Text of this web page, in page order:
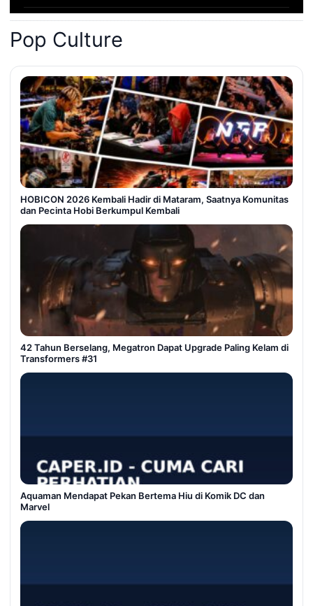
Pop Culture
HOBICON 2026 Kembali Hadir di Mataram, Saatnya Komunitas
dan Pecinta Hobi Berkumpul Kembali
42 Tahun Berselang, Megatron Dapat Upgrade Paling Kelam di
Transformers #31
Aquaman Mendapat Pekan Bertema Hiu di Komik DC dan
Marvel